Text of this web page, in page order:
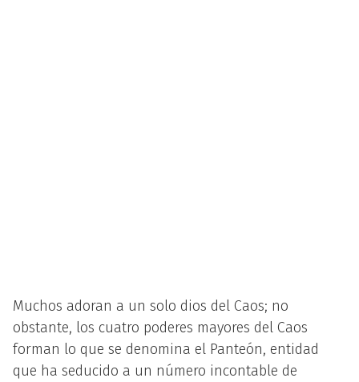
Muchos adoran a un solo dios del Caos; no
obstante, los cuatro poderes mayores del Caos
forman lo que se denomina el Panteón, entidad
que ha seducido a un número incontable de